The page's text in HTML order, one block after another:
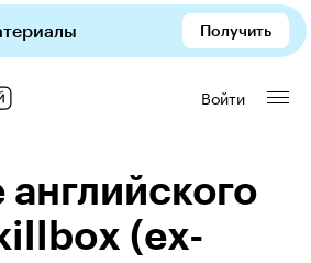
Получить
Войти
(ex-